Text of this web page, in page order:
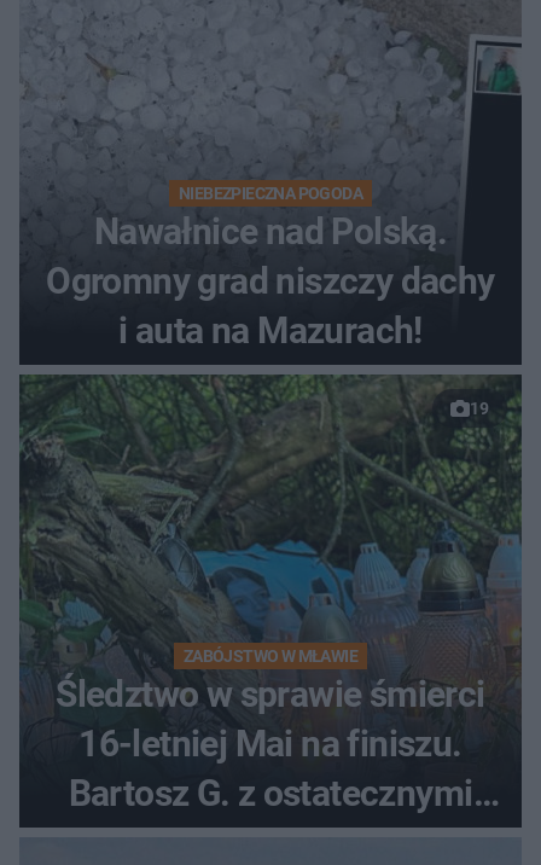
NIEBEZPIECZNA POGODA
Nawałnice nad Polską.
Ogromny grad niszczy dachy
i auta na Mazurach!
19
ZABÓJSTWO W MŁAWIE
Śledztwo w sprawie śmierci
16-letniej Mai na finiszu.
Bartosz G. z ostatecznymi
zarzutami